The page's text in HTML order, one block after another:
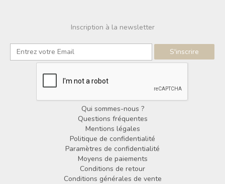
Inscription à la newsletter
Qui sommes-nous ?
Questions fréquentes
Mentions légales
Politique de confidentialité
Paramètres de confidentialité
Moyens de paiements
Conditions de retour
Conditions générales de vente